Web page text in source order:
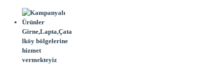
Girne,Lapta,Çata
lköy bölgelerine
hizmet
vermekteyiz